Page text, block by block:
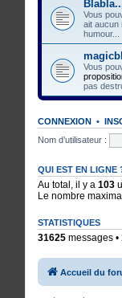
Vous
ait aucun
humour...
Vous
pas
CONNEXION •
Nom d’utilisateur :
QUI EST EN LIGNE
Au total, il y a 103
Le nombre
STATISTIQUES
31625 messages •
Accueil du